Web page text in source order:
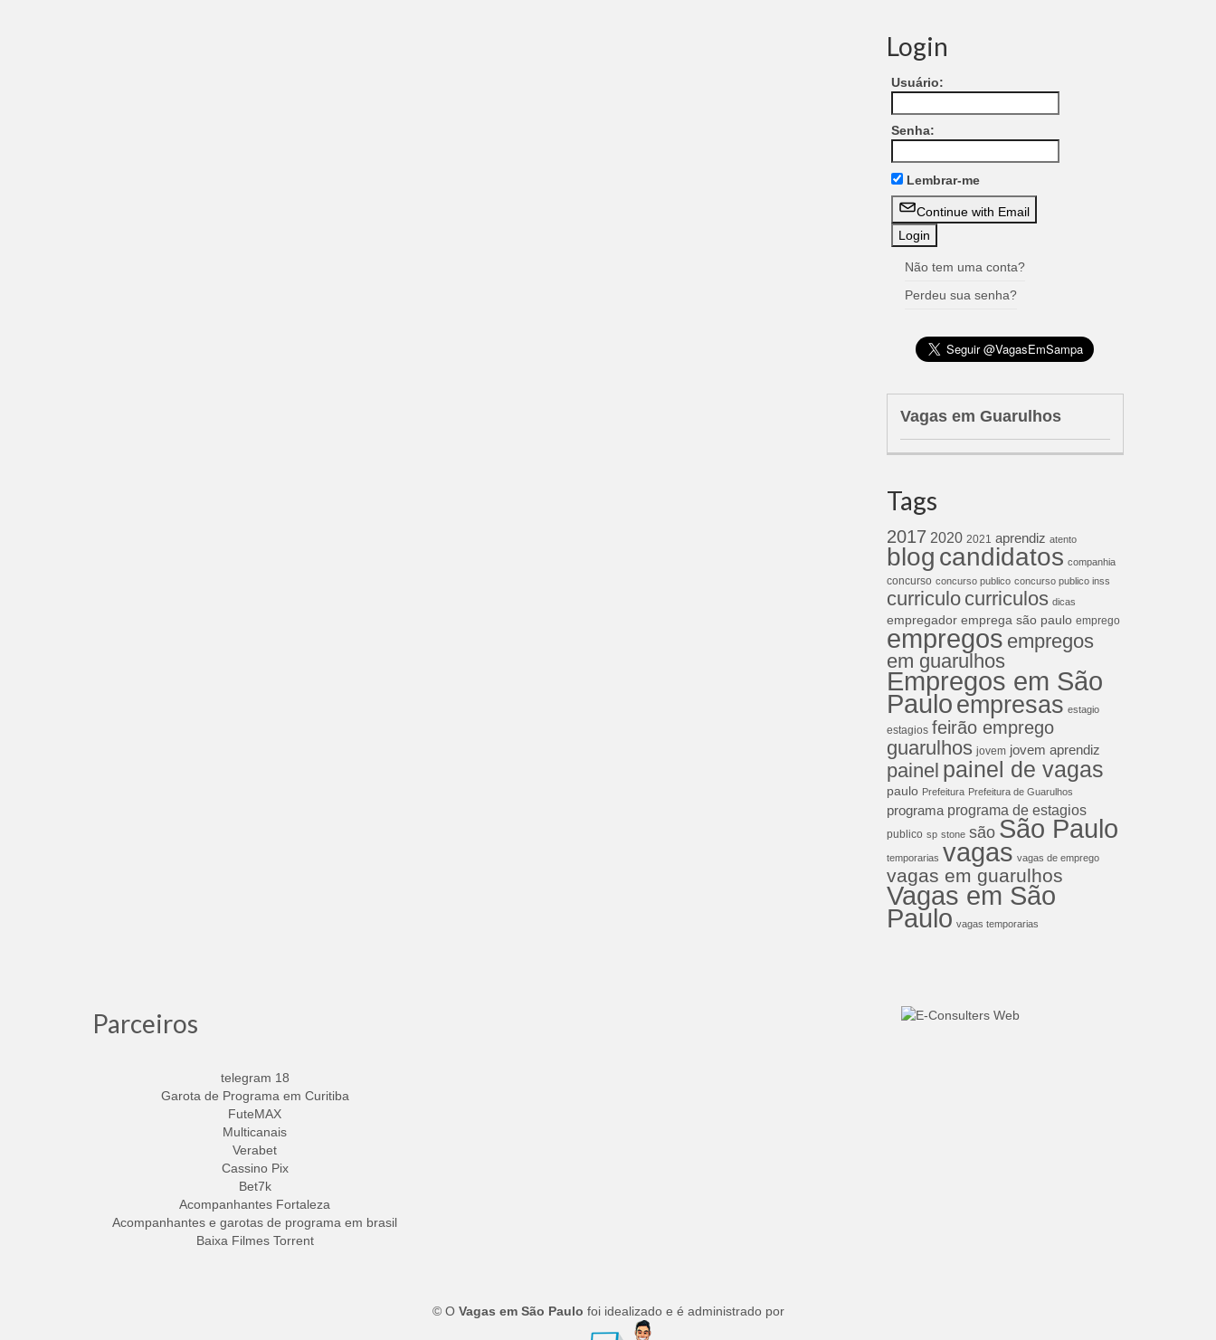
Login
Usuário:
Senha:
Lembrar-me
Continue with Email
Não tem uma conta?
Perdeu sua senha?
Vagas em Guarulhos
Tags
2017 2020 2021 aprendiz atento
blog candidatos companhia
concurso concurso publico concurso publico inss
curriculo curriculos dicas
empregador emprega são paulo emprego
empregos empregos
em guarulhos
Empregos em São
Pauloempresas estagio
estagios feirão emprego
guarulhos jovem jovem aprendiz
painel painel de vagas
paulo Prefeitura Prefeitura de Guarulhos
programa programa de estagios
publico sp stone são São Paulo
temporarias vagas vagas de emprego
vagas em guarulhos
Vagas em São
Paulo vagas temporarias
Parceiros
telegram 18
Garota de Programa em Curitiba
FuteMAX
Multicanais
Verabet
Cassino Pix
Bet7k
Acompanhantes Fortaleza
Acompanhantes e garotas de programa em brasil
Baixa Filmes Torrent
© O Vagas em São Paulo foi idealizado e é administrado por